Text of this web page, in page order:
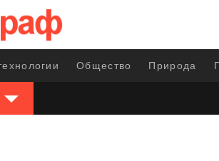
Общество Природа